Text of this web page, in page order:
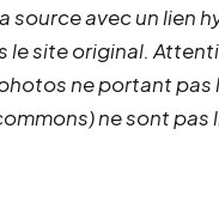
source avec un lien
le site original.
ne portant pas
ne sont pas